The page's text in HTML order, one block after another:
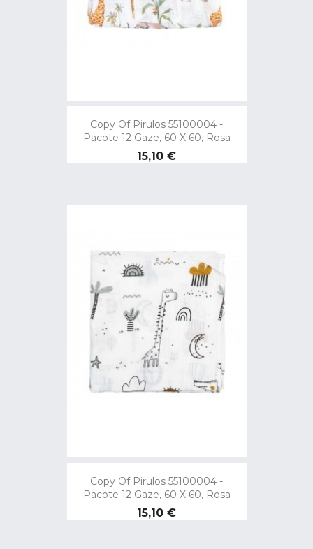
Copy Of Pirulos 55100004 -
Pacote 12 Gaze, 60 X 60, Rosa
Preço
15,10 €
Copy Of Pirulos 55100004 -
Pacote 12 Gaze, 60 X 60, Rosa
Preço
15,10 €